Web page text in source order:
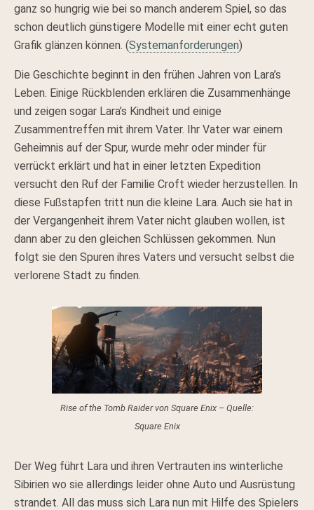
ganz so hungrig wie bei so manch anderem Spiel, so das
schon deutlich günstigere Modelle mit einer echt guten
Grafik glänzen können. (Systemanforderungen)
Die Geschichte beginnt in den frühen Jahren von Lara’s
Leben. Einige Rückblenden erklären die Zusammenhänge
und zeigen sogar Lara’s Kindheit und einige
Zusammentreffen mit ihrem Vater. Ihr Vater war einem
Geheimnis auf der Spur, wurde mehr oder minder für
verrückt erklärt und hat in einer letzten Expedition
versucht den Ruf der Familie Croft wieder herzustellen. In
diese Fußstapfen tritt nun die kleine Lara. Auch sie hat in
der Vergangenheit ihrem Vater nicht glauben wollen, ist
dann aber zu den gleichen Schlüssen gekommen. Nun
folgt sie den Spuren ihres Vaters und versucht selbst die
verlorene Stadt zu finden.
Rise of the Tomb Raider von Square Enix – Quelle:
Square Enix
Der Weg führt Lara und ihren Vertrauten ins winterliche
Sibirien wo sie allerdings leider ohne Auto und Ausrüstung
strandet. All das muss sich Lara nun mit Hilfe des Spielers